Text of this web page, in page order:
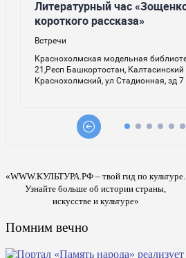
«WWW.КУЛЬТУРА.РФ – твой гид по культуре.
Узнайте больше об истории страны,
искусстве и культуре»
Помним вечно